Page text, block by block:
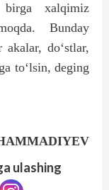
birga xalqimiz
Bunday
do‘st­lar,
to‘lsin, deging
ulashing